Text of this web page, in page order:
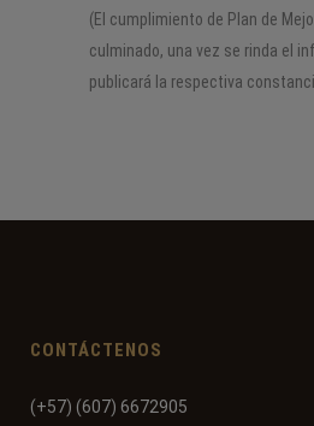
(El cumplimiento de Plan de
culminado, una vez se rinda el
publicará la respectiva
CONTÁCTENOS
(+57) (607) 6672905